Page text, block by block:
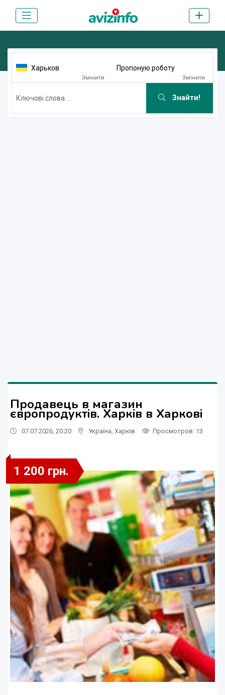
Харьков
Змінити
Пропоную роботу
Змінити
Знайти!
Продавець в магазин
європродуктiв. Харкiв в Харкові
07.07.2026, 20:20 Україна Харків Просмотров: 13
1 200 грн.